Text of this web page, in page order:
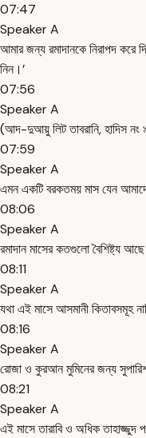
07:47
Speaker A
আমার জন্য রমাদানকে নিরাপদ করে
নিন।’
07:56
Speaker A
(আদ-দুআয়ু লিট তাবরানি, হাদিস
07:59
Speaker A
এমন একটি বরকতময় মাস যেন
08:06
Speaker A
রমাদান মাসের কতগুলো বৈশিষ্ট্য
08:11
Speaker A
যথা এই মাসে আসমানী কিতাবসমূহ
08:16
Speaker A
রোজা ও কুরআন মুমিনের জন্য
08:21
Speaker A
এই মাসে তারাবি ও অধিক তাহাজ্জুদ